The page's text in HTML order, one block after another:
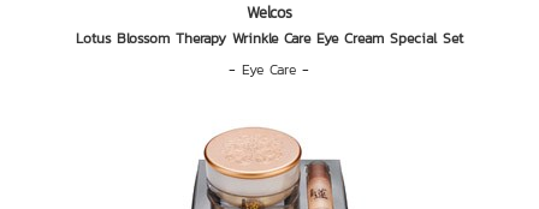
Welcos
Lotus Blossom Therapy Wrinkle Care Eye Cream Special Set
-Eye Care -